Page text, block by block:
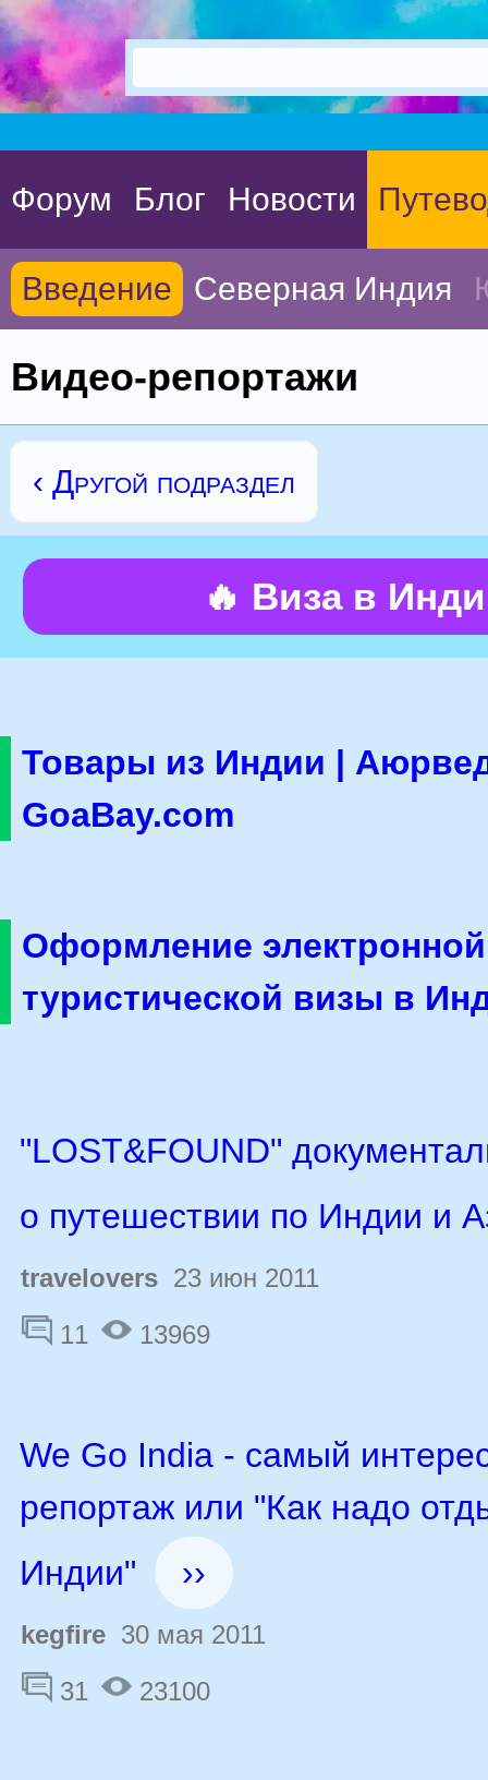
Форум Блог Новости
Введение Северная Индия
Видео-репортажи
‹ Другой подраздел
🔥 Виза в
Товары из Индии |
GoaBay.com
Оформление электронной
туристической визы в
"LOST&FOUND"
о путешествии по Индии и
travelovers 23 июн 2011
11
13969
We Go India - самый
репортаж или "Как надо
Индии"
››
kegfire 30 мая 2011
31
23100